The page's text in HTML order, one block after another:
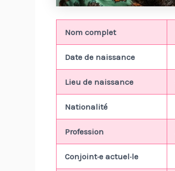
Nom complet
Date de naissance
Lieu de naissance
Nationalité
Profession
Conjoint·e actuel·le